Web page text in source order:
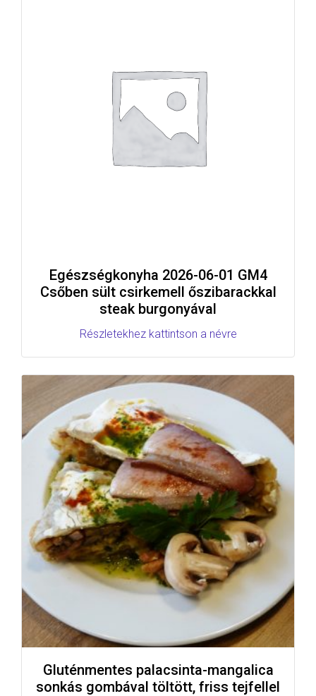
Egészségkonyha 2026-06-01 GM4
Csőben sült csirkemell őszibarackkal
steak burgonyával
Részletekhez kattintson a névre
Gluténmentes palacsinta-mangalica
sonkás gombával töltött, friss tejfellel